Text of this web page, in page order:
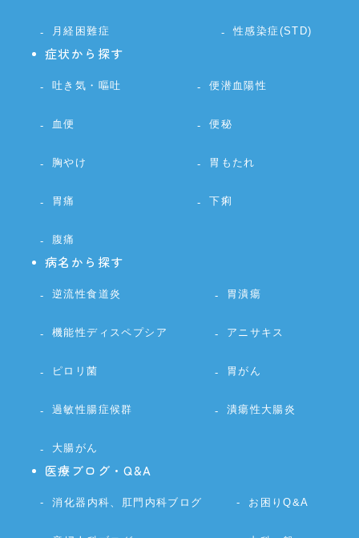
月経困難症 性感染症(STD)
症状から探す
吐き気・嘔吐 便潜血陽性
血便 便秘
胸やけ 胃もたれ
胃痛 下痢
腹痛
病名から探す
逆流性食道炎 胃潰瘍
機能性ディスペプシア アニサキス
ピロリ菌 胃がん
過敏性腸症候群 潰瘍性大腸炎
大腸がん
医療ブログ・Q&A
消化器内科、肛門内科ブログ お困りQ&A